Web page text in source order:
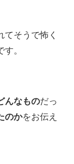
てそうで怖く
。
んなものだっ
のかをお伝え